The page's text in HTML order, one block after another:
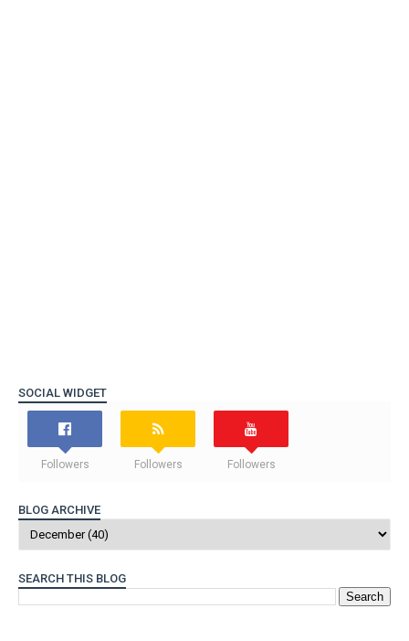
SOCIAL WIDGET
Followers Followers Followers
BLOG ARCHIVE
SEARCH THIS BLOG